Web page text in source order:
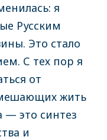
я
Русским
Это стало
С тех пор я
от
жить
— это синтез
и